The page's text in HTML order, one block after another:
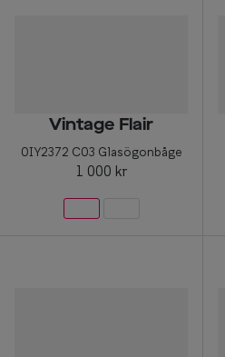
Vintage Flair
0IY2372 C03 Glasögonbåge
1 000 kr